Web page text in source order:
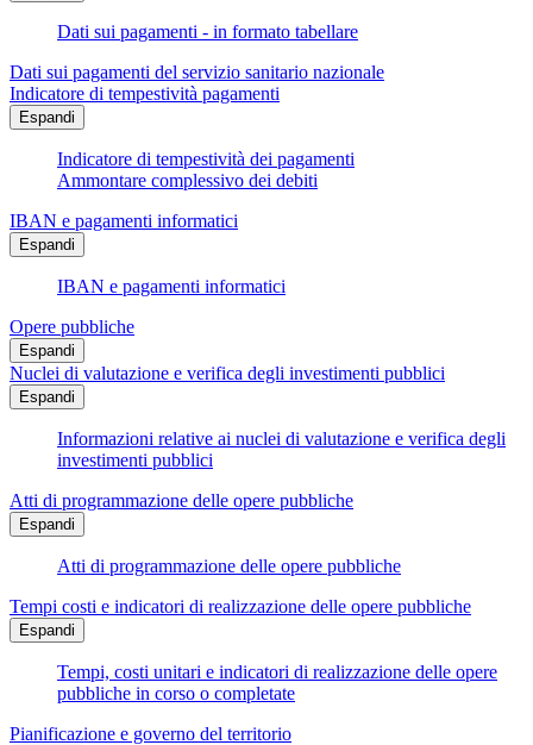
Dati sui pagamenti - in formato tabellare
Dati sui pagamenti del servizio sanitario nazionale
Indicatore di tempestività pagamenti
Espandi
Indicatore di tempestività dei pagamenti
Ammontare complessivo dei debiti
IBAN e pagamenti informatici
Espandi
IBAN e pagamenti informatici
Opere pubbliche
Espandi
Nuclei di valutazione e verifica degli investimenti pubblici
Espandi
Informazioni relative ai nuclei di valutazione e verifica degli
investimenti pubblici
Atti di programmazione delle opere pubbliche
Espandi
Atti di programmazione delle opere pubbliche
Tempi costi e indicatori di realizzazione delle opere pubbliche
Espandi
Tempi, costi unitari e indicatori di realizzazione delle opere
pubbliche in corso o completate
Pianificazione e governo del territorio